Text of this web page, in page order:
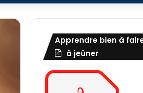
Apprendre bien à
à jeûner